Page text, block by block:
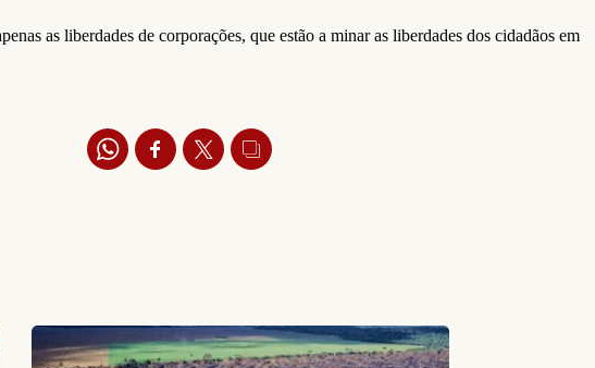
as liberdades de corporações, que estão a minar as liberdades dos cidadãos em